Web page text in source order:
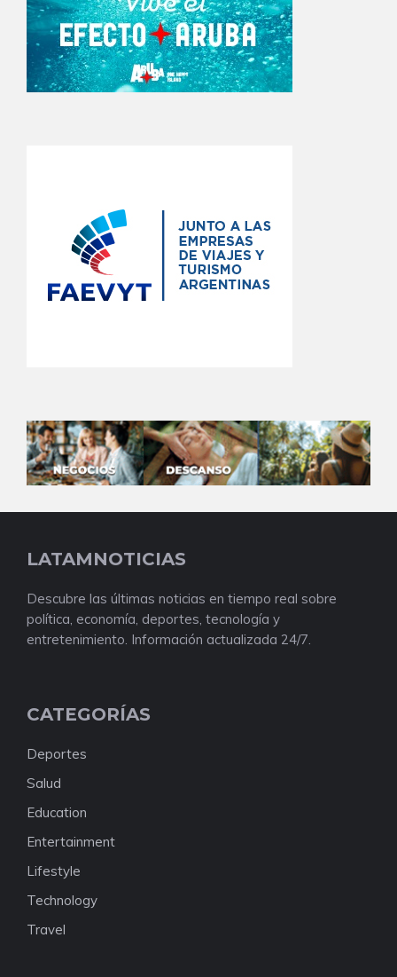
LATAMNOTICIAS
Descubre las últimas noticias en tiempo real sobre
política, economía, deportes, tecnología y
entretenimiento. Información actualizada 24/7.
CATEGORÍAS
Deportes
Salud
Education
Entertainment
Lifestyle
Technology
Travel